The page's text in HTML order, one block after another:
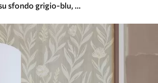
Fiori di contorno su sfondo grigio-blu, elegante motivo botanico